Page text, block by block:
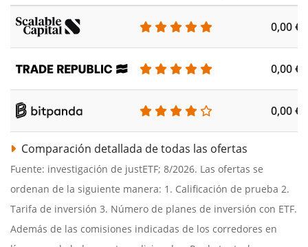
0,00 €
0,00 €
0,00 €
Comparación detallada de todas las ofertas
Fuente: investigación de justETF; 8/2026. Las ofertas se
ordenan de la siguiente manera: 1. Calificación de prueba 2.
Tarifa de inversión 3. Número de planes de inversión con ETF.
Además de las comisiones indicadas de los corredores en